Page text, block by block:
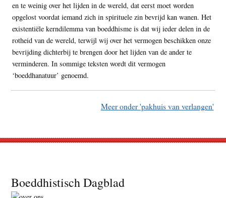
en te weinig over het lijden in de wereld, dat eerst moet worden
opgelost voordat iemand zich in spirituele zin bevrijd kan wanen. Het
existentiële kerndilemma van boeddhisme is dat wij ieder delen in de
rotheid van de wereld, terwijl wij over het vermogen beschikken onze
bevrijding dichterbij te brengen door het lijden van de ander te
verminderen. In sommige teksten wordt dit vermogen
‘boeddhanatuur’ genoemd.
Meer onder 'pakhuis van verlangen'
Footer
Boeddhistisch Dagblad